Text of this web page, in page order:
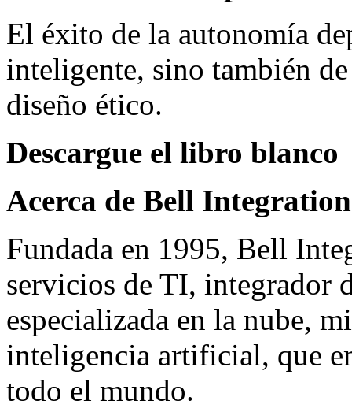
El éxito de la autonomía
inteligente, sino también
diseño ético.
Descargue el libro blanco
Acerca de Bell Integration
Fundada en 1995, Bell
servicios de TI, integrador
especializada en la nube,
inteligencia artificial, que
todo el mundo.